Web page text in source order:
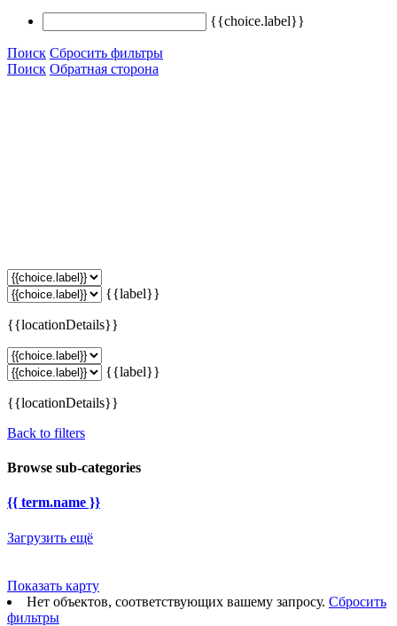
{{choice.label}}
Поиск Сбросить фильтры
Поиск Обратная сторона
{{label}}
{{locationDetails}}
{{label}}
{{locationDetails}}
Back to filters
Browse sub-categories
{{ term.name }}
Загрузить ещё
Показать карту
Нет объектов, соответствующих вашему запросу. Сбросить
фильтры